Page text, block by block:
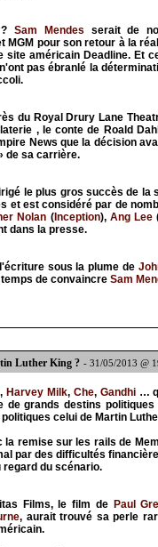
?Sam Mendes serait de
MGM pour son retour à la
site américain Deadline. Et
pas ébranlé la
du Royal Drury Lane
, le conte de Roald
News que la décision
de sa carrière.
le plus gros succès de la
et est considéré par de
Nolan (Inception), Ang Lee
dans la presse.
sous la plume de
de convaincre Sam
Luther King ? - 31/05/2013 @
, Harvey Milk, Che, Gandhi…
de grands destins
celui de Martin
remise sur les rails de
par des difficultés
regard du scénario.
Films, le film de Paul
, aurait trouvé sa perle